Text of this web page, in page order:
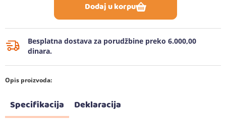
Dodaj u korpu
Besplatna dostava za porudžbine preko 6.000,00
dinara.
Opis proizvoda:
Specifikacija Deklaracija